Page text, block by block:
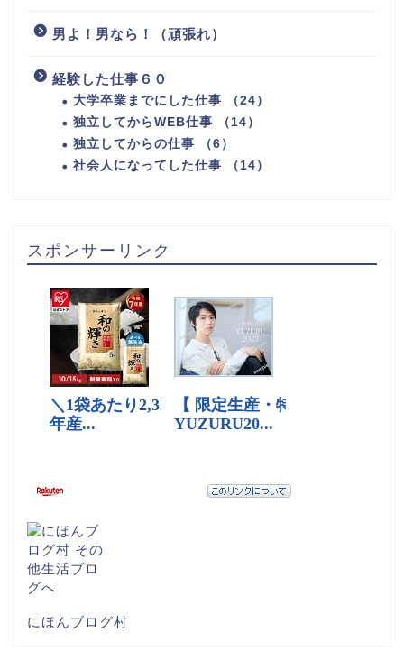
男よ！男なら！（頑張れ）
経験した仕事６０
大学卒業までにした仕事 （24）
独立してからWEB仕事 （14）
独立してからの仕事 （6）
社会人になってした仕事 （14）
スポンサーリンク
にほんブログ村